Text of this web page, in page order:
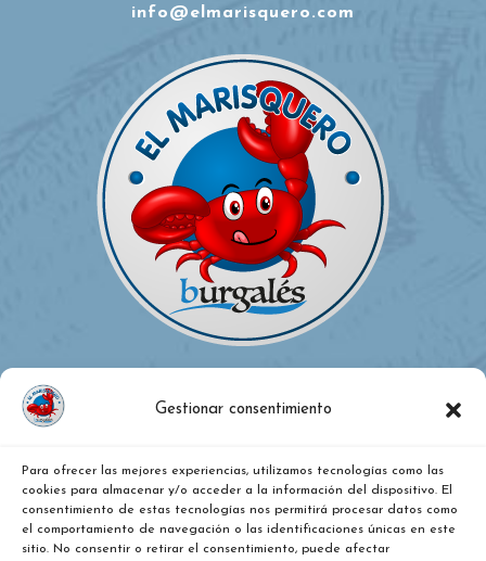
Gestionar consentimiento
Para ofrecer las mejores experiencias, utilizamos tecnologías como las
cookies para almacenar y/o acceder a la información del dispositivo. El
consentimiento de estas tecnologías nos permitirá procesar datos como
el comportamiento de navegación o las identificaciones únicas en este
sitio. No consentir o retirar el consentimiento, puede afectar
info@elmarisquero.com
¿DÓNDE ESTAMOS?
Calle Vitoria, nº 271, Pentasa 2, nave 36. Burgos